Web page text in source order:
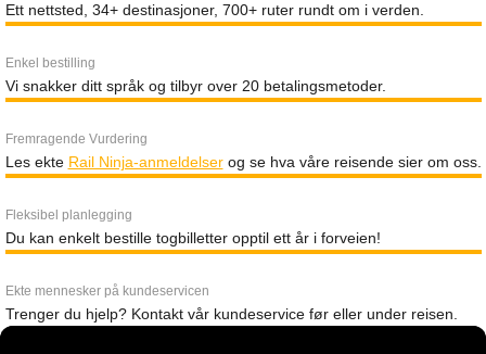
Ett nettsted, 34+ destinasjoner, 700+ ruter rundt om i verden.
Enkel bestilling
Vi snakker ditt språk og tilbyr over 20 betalingsmetoder.
Fremragende Vurdering
Les ekte Rail Ninja-anmeldelserog se hva våre reisende sier om oss.
Fleksibel planlegging
Du kan enkelt bestille togbilletter opptil ett år i forveien!
Ekte mennesker på kundeservicen
Trenger du hjelp? Kontakt vår kundeservice før eller under reisen.